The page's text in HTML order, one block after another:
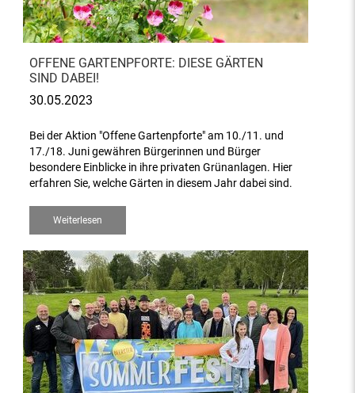
OFFENE GARTENPFORTE: DIESE GÄRTEN
SIND DABEI!
30.05.2023
Bei der Aktion "Offene Gartenpforte" am 10./11. und
17./18. Juni gewähren Bürgerinnen und Bürger
besondere Einblicke in ihre privaten Grünanlagen. Hier
erfahren Sie, welche Gärten in diesem Jahr dabei sind.
Weiterlesen